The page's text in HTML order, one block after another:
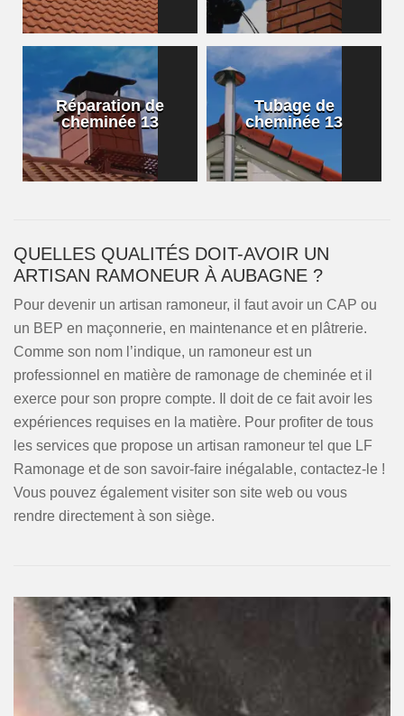
Réparation de
cheminée 13
Tubage de
cheminée 13
QUELLES QUALITÉS DOIT-AVOIR UN
ARTISAN RAMONEUR À AUBAGNE ?
Pour devenir un artisan ramoneur, il faut avoir un CAP ou
un BEP en maçonnerie, en maintenance et en plâtrerie.
Comme son nom l’indique, un ramoneur est un
professionnel en matière de ramonage de cheminée et il
exerce pour son propre compte. Il doit de ce fait avoir les
expériences requises en la matière. Pour profiter de tous
les services que propose un artisan ramoneur tel que LF
Ramonage et de son savoir-faire inégalable, contactez-le !
Vous pouvez également visiter son site web ou vous
rendre directement à son siège.